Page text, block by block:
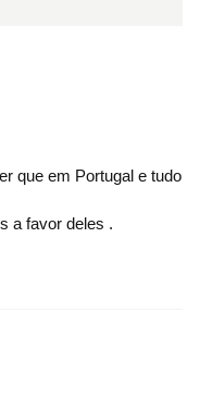
que em Portugal e tudo
a favor deles .